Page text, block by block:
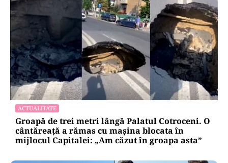
ACTUALITATE
Groapă de trei metri lângă Palatul Cotroceni. O
cântăreață a rămas cu mașina blocata în
mijlocul Capitalei: „Am căzut în groapa asta”